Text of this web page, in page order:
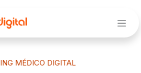
MÉDICO DIGITAL